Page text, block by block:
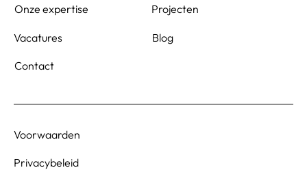
Onze expertise
Vacatures
Contact
Projecten
Blog
Voorwaarden
Privacybeleid